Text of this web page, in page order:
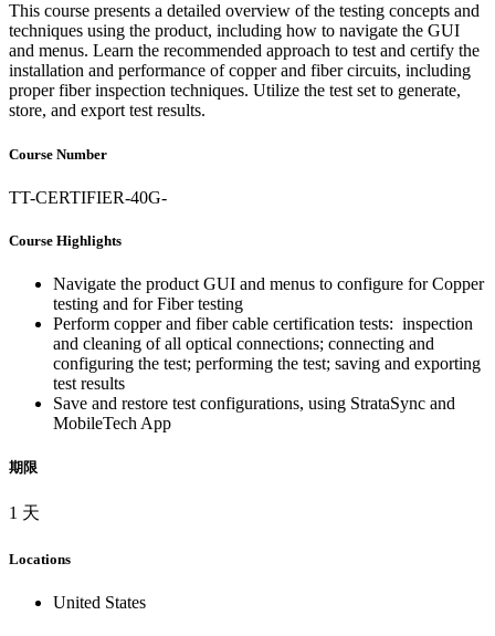
This course presents a detailed overview of the testing concepts and
techniques using the product, including how to navigate the GUI
and menus. Learn the recommended approach to test and certify the
installation and performance of copper and fiber circuits, including
proper fiber inspection techniques. Utilize the test set to generate,
store, and export test results.
Course Number
TT-CERTIFIER-40G-
Course Highlights
Navigate the product GUI and menus to configure for Copper
testing and for Fiber testing
Perform copper and fiber cable certification tests: inspection
and cleaning of all optical connections; connecting and
configuring the test; performing the test; saving and exporting
test results
Save and restore test configurations, using StrataSync and
MobileTech App
期限
1 天
Locations
United States